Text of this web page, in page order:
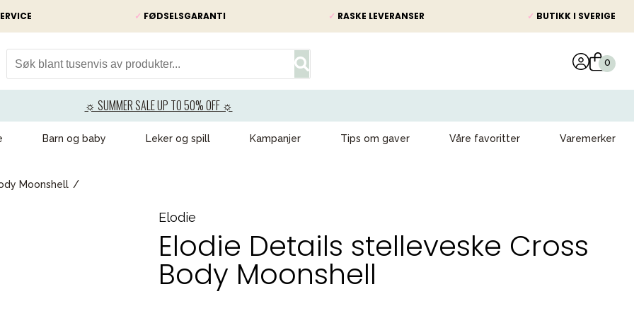
✓ FØDSELSGARANTI ✓ RASKE LEVERANSER ✓ BUTIKK I SVERIGE
☼ SUMMER SALE UP TO 50% OFF ☼
Barn og baby Leker og spill Kampanjer Tips om gaver Våre favoritter Varemerker
Moonshell
Elodie
Elodie Details stelleveske Cross
Body Moonshell